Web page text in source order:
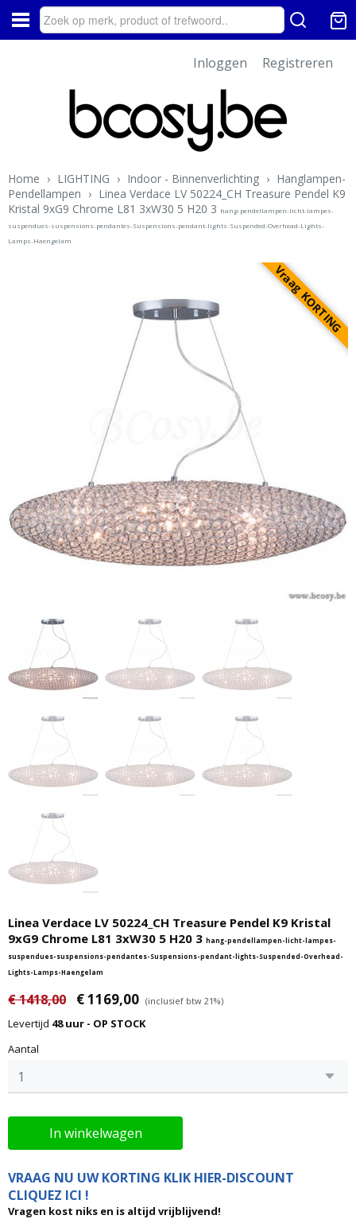
Inloggen Registreren
Home › LIGHTING › Indoor - Binnenverlichting › Hanglampen-
Pendellampen › Linea Verdace LV 50224_CH Treasure Pendel K9
Kristal 9xG9 Chrome L81 3xW30 5 H20 3 hang-pendellampen-licht-lampes-
suspendues-suspensions-pendantes-Suspensions-pendant-lights-Suspended-Overhead-Lights-
Lamps-Haengelam
Vraag KORTING
Linea Verdace LV 50224_CH Treasure Pendel K9 Kristal
9xG9 Chrome L81 3xW30 5 H20 3 hang-pendellampen-licht-lampes-
suspendues-suspensions-pendantes-Suspensions-pendant-lights-Suspended-Overhead-
Lights-Lamps-Haengelam
€ 1418,00 € 1169,00 (inclusief btw 21%)
Levertijd 48 uur - OP STOCK
Aantal
In winkelwagen
VRAAG NU UW KORTING KLIK HIER-DISCOUNT
CLIQUEZ ICI !
Vragen kost niks en is altijd vrijblijvend!